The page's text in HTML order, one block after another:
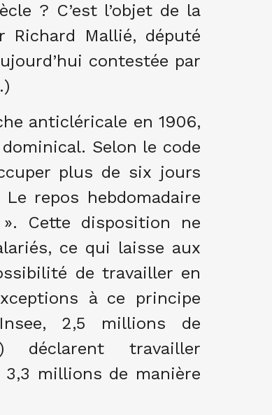
? C’est l’objet de la
Richard Mallié, député
contestée par
anticléricale en 1906,
Selon le code
plus de six jours
repos hebdomadaire
Cette disposition ne
ce qui laisse aux
de travailler en
à ce principe
2,5 millions de
travailler
millions de manière